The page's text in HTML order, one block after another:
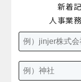
新着
人事業